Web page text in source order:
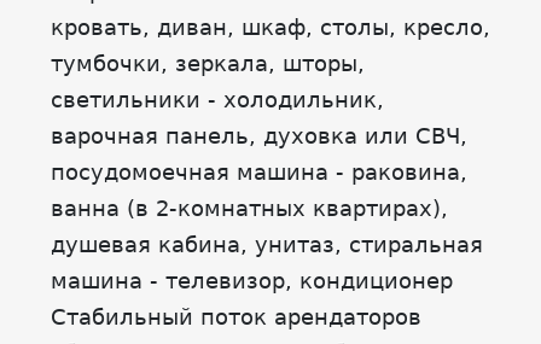
кровать, диван, шкаф, столы, кресло,
тумбочки, зеркала, шторы,
светильники - холодильник,
варочная панель, духовка или СВЧ,
посудомоечная машина - раковина,
ванна (в 2-комнатных квартирах),
душевая кабина, унитаз, стиральная
машина - телевизор, кондиционер
Стабильный поток арендаторов